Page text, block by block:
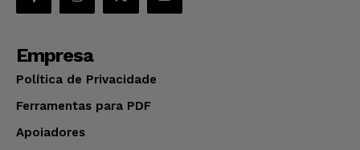
Empresa
Política de Privacidade
Ferramentas para PDF
Apoiadores